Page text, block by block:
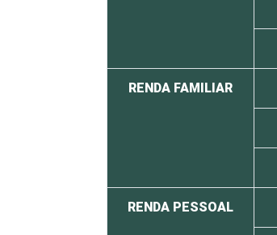
RENDA FAMILIAR
RENDA PESSOAL